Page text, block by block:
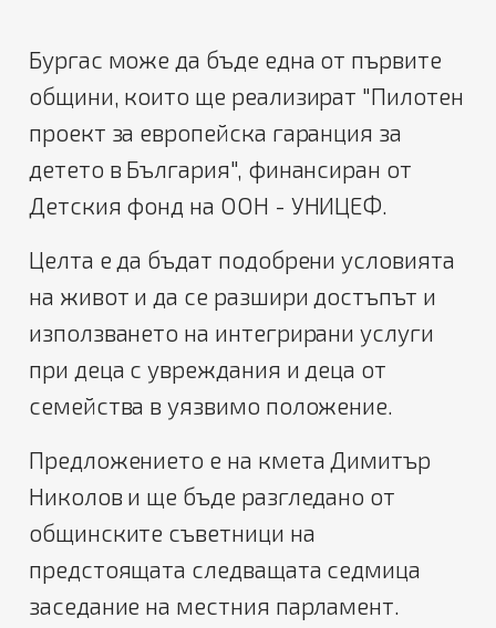
Бургас може да бъде една от първите
общини, които ще реализират "Пилотен
проект за европейска гаранция за
детето в България", финансиран от
Детския фонд на ООН - УНИЦЕФ.
Целта е да бъдат подобрени условията
на живот и да се разшири достъпът и
използването на интегрирани услуги
при деца с увреждания и деца от
семейства в уязвимо положение.
Предложението е на кмета Димитър
Николов и ще бъде разгледано от
общинските съветници на
предстоящата следващата седмица
заседание на местния парламент.